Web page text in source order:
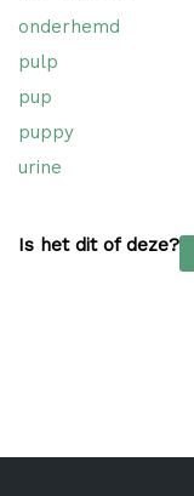
onderhemd
pulp
pup
puppy
urine
Is het dit of deze?